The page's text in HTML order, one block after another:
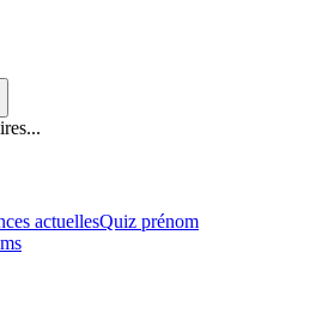
actuellesQuiz prénom